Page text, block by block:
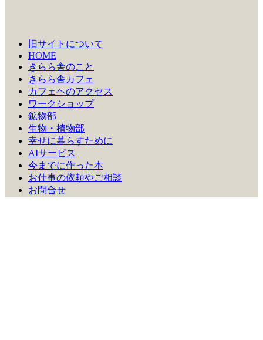
旧サイトについて
HOME
きらら舎のこと
きらら舎カフェ
カフェヘのアクセス
ワークショップ
鉱物部
生物・植物部
幸せに暮らすために
AIサービス
今までに作った本
お仕事の依頼やご相談
お問合せ